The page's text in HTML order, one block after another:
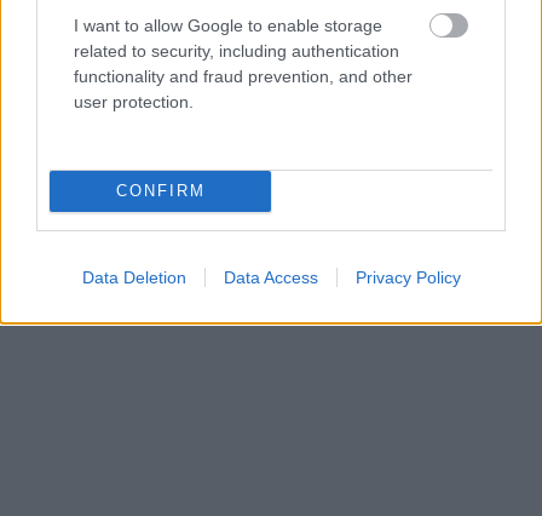
I want to allow Google to enable storage
related to security, including authentication
functionality and fraud prevention, and other
user protection.
CONFIRM
Data Deletion Data Access Privacy Policy
Megosztás
keresőben könnyebben megtaláld a
glamour.hu cikkeit